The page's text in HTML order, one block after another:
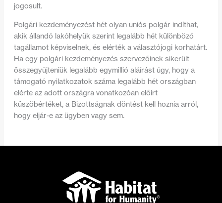
jogosult.
Polgári kezdeményezést hét olyan uniós polgár indíthat,
akik állandó lakóhelyük szerint legalább hét különböző
tagállamot képviselnek, és elérték a választójogi korhatárt.
Ha egy polgári kezdeményezés szervezőinek sikerült
összegyűjteniük legalább egymillió aláírást úgy, hogy a
támogató nyilatkozatok száma legalább hét országban
elérte az adott országra vonatkozóan előírt
küszöbértéket, a Bizottságnak döntést kell hoznia arról,
hogy eljár-e az ügyben vagy sem.